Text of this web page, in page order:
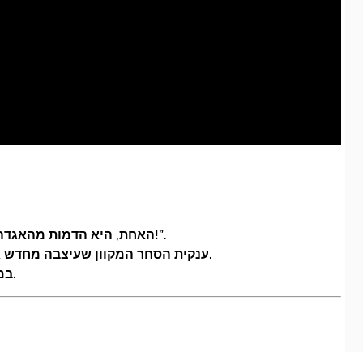
האחת, היא הדמות מהאגדה הקלאסית “עלי באבא וארבעים השודדים” – סיפור קסום מלא מסתורין, הרפתקאות ומשפט איקוני אחד: “סֶסָמֵה הֵפְתָח!”.
והשנייה – בזירה המודרנית–ואפילו הלא פחות קסומה בעולם המסחר הדיגיטלי – חברת “Alibaba”, ענקית הסחר המקוון שעיצבה מחדש את המסחר הגלובלי.
במאמר זה תקבלו סקירה רחבה על שני המובנים: גם על הסיפור המפורסם וגם על פלטפורמת הקניות שכבשה את העולם.